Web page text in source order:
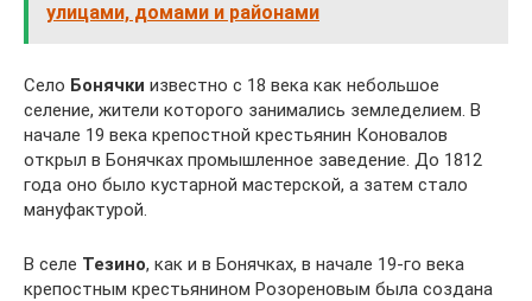
улицами, домами и районами
Село Бонячки известно с 18 века как небольшое
селение, жители которого занимались земледелием. В
начале 19 века крепостной крестьянин Коновалов
открыл в Бонячках промышленное заведение. До 1812
года оно было кустарной мастерской, а затем стало
мануфактурой.
В селе Тезино, как и в Бонячках, в начале 19-го века
крепостным крестьянином Розореновым была создана